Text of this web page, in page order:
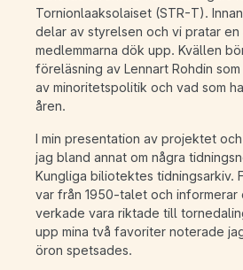
Tornionlaaksolaiset (STR-T).
delar av styrelsen och vi pratar en
medlemmarna dök upp. Kvällen
föreläsning av Lennart Rohdin
av minoritetspolitik och vad som
åren.
I min presentation av projektet
jag bland annat om några
Kungliga biliotektes tidningsarkiv.
var från 1950-talet och informerar
verkade vara riktade till
upp mina två favoriter noterade
öron spetsades.